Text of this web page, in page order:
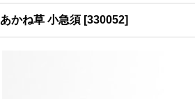
あかね草 小急須 [330052]